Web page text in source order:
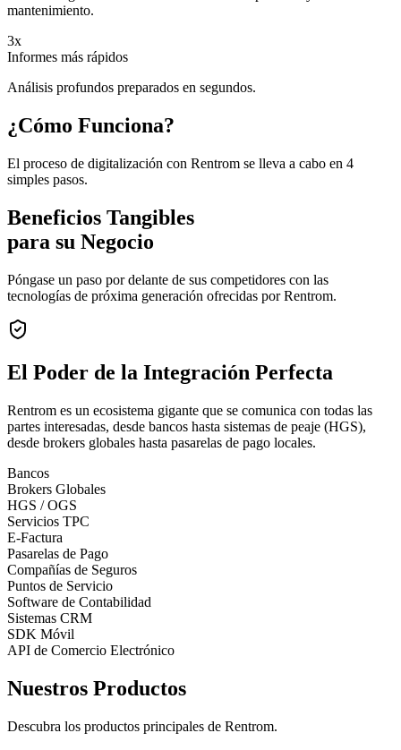
mantenimiento.
3x
Informes más rápidos
Análisis profundos preparados en segundos.
¿Cómo Funciona?
El proceso de digitalización con Rentrom se lleva a cabo en 4
simples pasos.
Beneficios Tangibles
para su Negocio
Póngase un paso por delante de sus competidores con las
tecnologías de próxima generación ofrecidas por Rentrom.
El Poder de la Integración Perfecta
Rentrom es un ecosistema gigante que se comunica con todas las
partes interesadas, desde bancos hasta sistemas de peaje (HGS),
desde brokers globales hasta pasarelas de pago locales.
Bancos
Brokers Globales
HGS / OGS
Servicios TPC
E-Factura
Pasarelas de Pago
Compañías de Seguros
Puntos de Servicio
Software de Contabilidad
Sistemas CRM
SDK Móvil
API de Comercio Electrónico
Nuestros Productos
Descubra los productos principales de Rentrom.